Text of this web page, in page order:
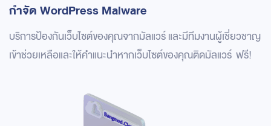
กำจัด WordPress Malware
บริการป้องกันเว็บไซต์ของคุณจากมัลแวร์ และมีทีมงานผู้เชี่ยวชาญ
เข้าช่วยเหลือและให้คำแนะนำหากเว็บไซต์ของคุณติดมัลแวร์ ฟรี!